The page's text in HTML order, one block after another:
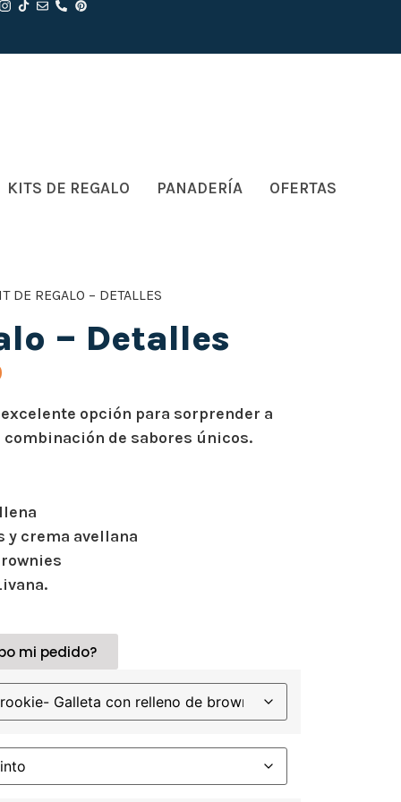
KITS DE REGALO PANADERÍA OFERTAS
DE REGALO – DETALLES
– Detalles
opción para sorprender a
de sabores únicos.
y crema avellana
mi pedido?